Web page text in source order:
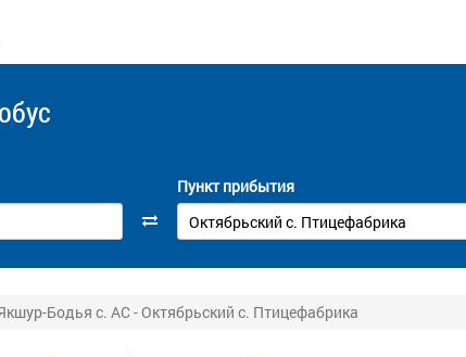
Пункт прибытия
Бодья с. АС - Октябрьский с. Птицефабрика